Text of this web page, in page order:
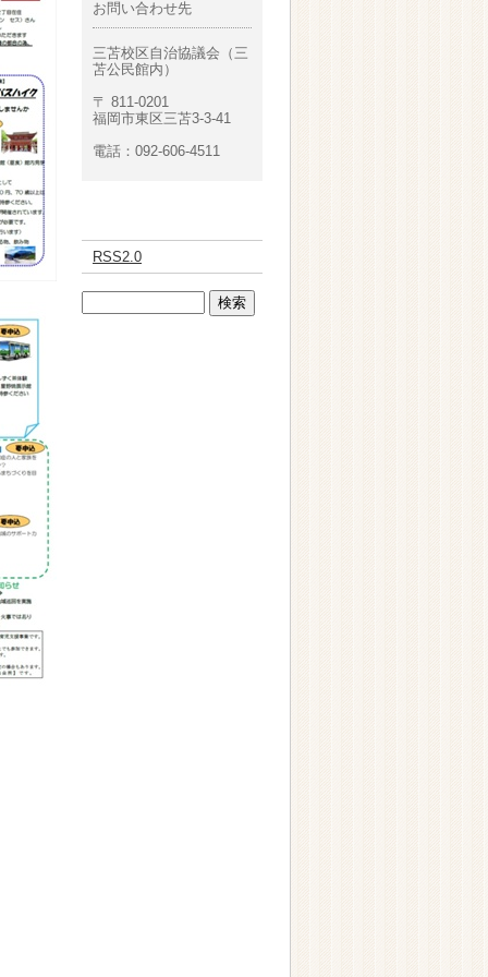
お問い合わせ先
三苫校区自治協議会（三
苫公民館内）
〒 811-0201
福岡市東区三苫3-3-41
電話：092-606-4511
RSS2.0